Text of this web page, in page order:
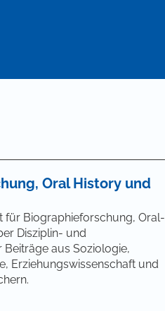
Oral History und
für Biographieforschung, Oral-
Disziplin- und
Beiträge aus Soziologie,
Erziehungswissenschaft und